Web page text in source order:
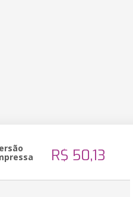
R$ 50,13